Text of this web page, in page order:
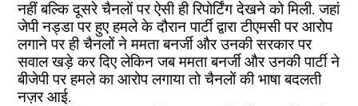
नहीं बल्कि दूसरे चैनलों पर ऐसी ही रिपोर्टिंग देखने को मिली. जहां
जेपी नड्डा पर हुए हमले के दौरान पार्टी द्वारा टीएमसी पर आरोप
लगाने पर ही चैनलों ने ममता बनर्जी और उनकी सरकार पर
सवाल खड़े कर दिए लेकिन जब ममता बनर्जी और उनकी पार्टी ने
बीजेपी पर हमले का आरोप लगाया तो चैनलों की भाषा बदलती
नज़र आई.